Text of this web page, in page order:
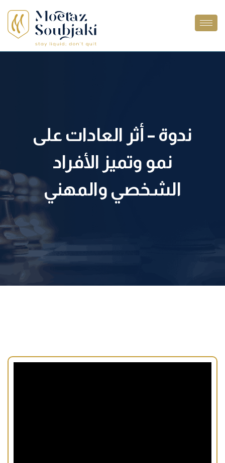
ندوة – أثر العادات على
نمو وتميز الأفراد
الشخصي والمهني